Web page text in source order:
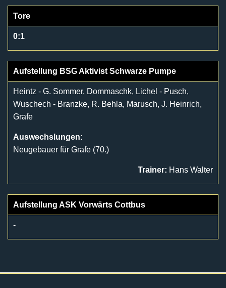
Tore
0:1
Aufstellung BSG Aktivist Schwarze Pumpe
Heintz - G. Sommer, Dommaschk, Lichel - Pusch,
Wuschech - Branzke, R. Behla, Marusch, J. Heinrich,
Grafe
Auswechslungen:
Neugebauer für Grafe (70.)
Trainer: Hans Walter
Aufstellung ASK Vorwärts Cottbus
-